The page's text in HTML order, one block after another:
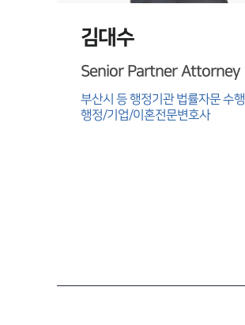
김대수
Senior Partner Attorney
부산시 등 행정기관 법률자문 수행
행정/기업/이혼전문변호사